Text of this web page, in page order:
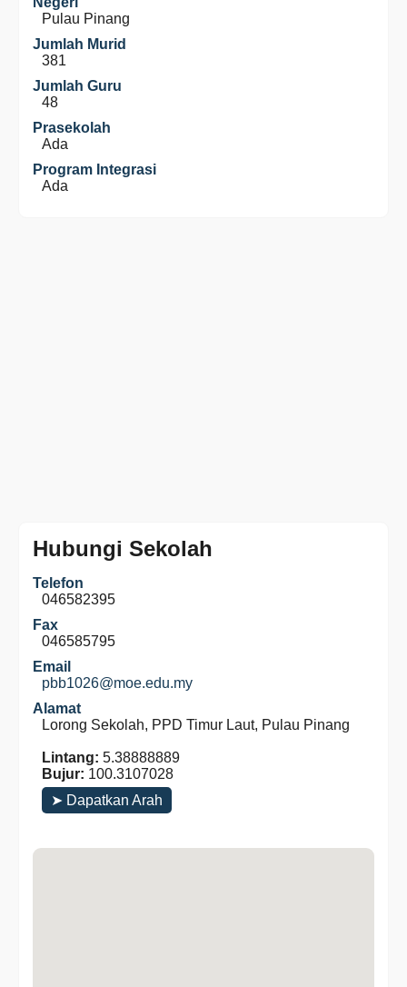
Pulau Pinang
Jumlah Murid
381
Jumlah Guru
48
Prasekolah
Ada
Program Integrasi
Ada
Hubungi Sekolah
Telefon
046582395
Fax
046585795
Email
pbb1026@moe.edu.my
Alamat
Lorong Sekolah, PPD Timur Laut, Pulau Pinang
Lintang: 5.38888889
Bujur: 100.3107028
➤ Dapatkan Arah